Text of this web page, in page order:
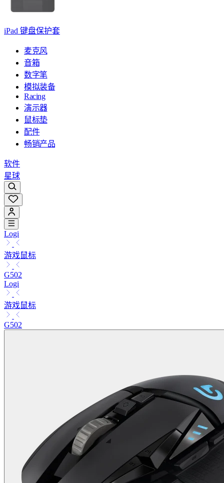
iPad 键盘保护套
麦克风
音箱
数字笔
模拟装备
Racing
演示器
鼠标垫
配件
畅销产品
软件
星球
Logi
游戏鼠标
G502
Logi
游戏鼠标
G502